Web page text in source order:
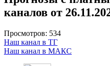
каналов от
Просмотров: 534
Наш канал в ТГ
Наш канал в МАКС